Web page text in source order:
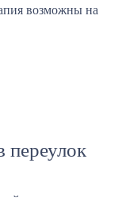
возможны на
переулок